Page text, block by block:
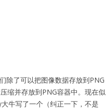
除了可以把图像数据存放到PNG
缩并存放到PNG容器中。现在似
牛写了一个（纠正一下，不是